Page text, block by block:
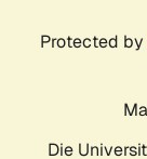
Protected by
Die